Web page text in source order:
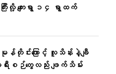
းလို့ ကျေးရွာ ၁၄ ရွာထက်
တိုင်းကြောင့် လူသိန်းနဲ့ချီ
ခရီးစဉ်တွေလည်း ဖျက်သိမ်း